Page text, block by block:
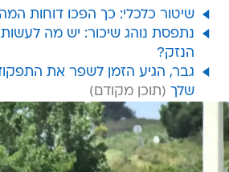
שיטור כלכלי: כך הפכו דוחות
נתפסת נוהג שיכור: יש מה
הנזק?
גבר, הגיע הזמן לשפר את התפקוד
שלך